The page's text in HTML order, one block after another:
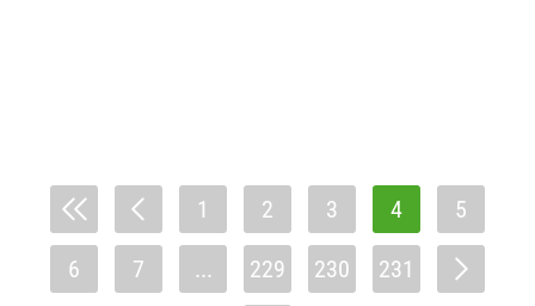
1 2 3 4 5
6 7 ... 229 230 231